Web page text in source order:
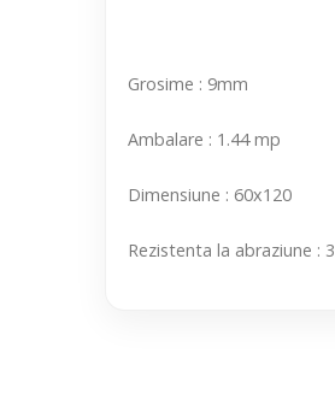
Grosime : 9mm
Ambalare : 1.44 mp
Dimensiune : 60x120
Rezistenta la abraziune : 3